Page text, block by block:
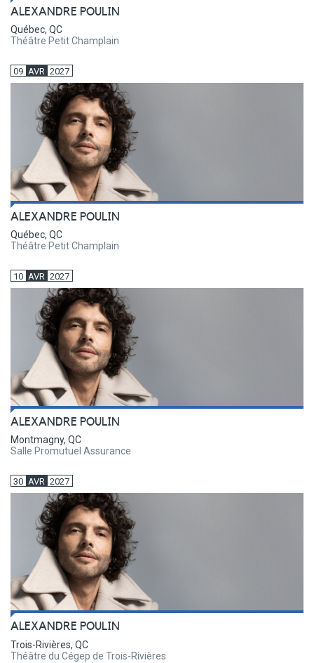
ALEXANDRE POULIN
Québec, QC
Théâtre Petit Champlain
09 AVR 2027
ALEXANDRE POULIN
Québec, QC
Théâtre Petit Champlain
10 AVR 2027
ALEXANDRE POULIN
Montmagny, QC
Salle Promutuel Assurance
30 AVR 2027
ALEXANDRE POULIN
Trois-Rivières, QC
Théâtre du Cégep de Trois-Rivières